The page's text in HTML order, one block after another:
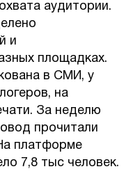
аудитории.
и
площадках.
в СМИ, у
на
За неделю
прочитали
платформе
7,8 тыс человек.